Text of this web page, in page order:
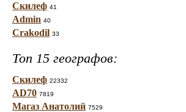
Скилеф 41
Admin 40
Crakodil 33
Топ 15 географов:
Скилеф 22332
AD70 7819
Магаз Анатолий 7529